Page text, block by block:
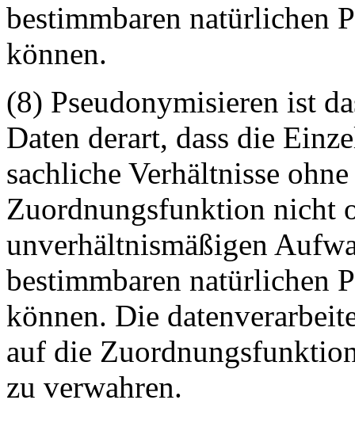
bestimmbaren natürlichen
können.
(8) Pseudonymisieren ist
Daten derart, dass die
sachliche Verhältnisse
Zuordnungsfunktion nicht
unverhältnismäßigen
bestimmbaren natürlichen
können. Die
auf die
zu verwahren.